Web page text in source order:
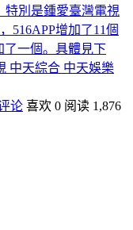
特別是鍾愛臺灣電視
516APP增加了11個
了一個。具體見下
中天綜合 中天娛樂
论 喜欢 0 阅读 1,876